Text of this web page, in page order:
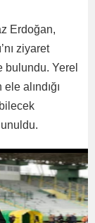
Erdoğan,
ziyaret
Yerel
alındığı